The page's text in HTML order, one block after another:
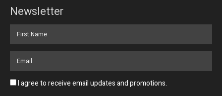
Newsletter
I agree to receive email updates and promotions.